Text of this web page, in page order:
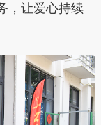
，让爱心持续